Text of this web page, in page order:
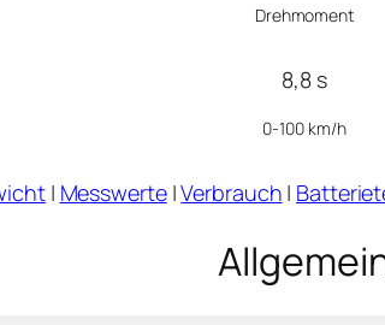
Drehmoment
8,8 s
0-100 km/h
| Messwerte|Verbrauch |